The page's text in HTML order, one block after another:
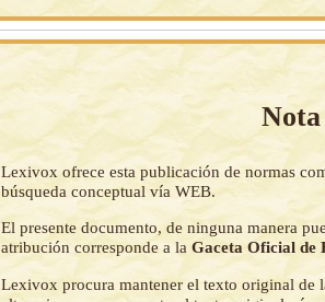
Lexivox ofrece esta publicación de normas
búsqueda conceptual vía WEB.
El presente documento, de ninguna manera
atribución corresponde a laGaceta Oficial de
Lexivox procura mantener el texto original de